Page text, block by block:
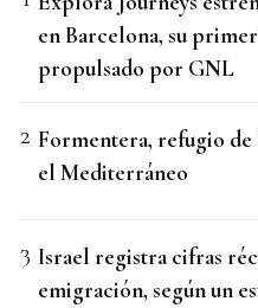
en Barcelona, su
propulsado por GNL
Formentera, refugio
el Mediterráneo
Israel registra cifras
emigración, según un